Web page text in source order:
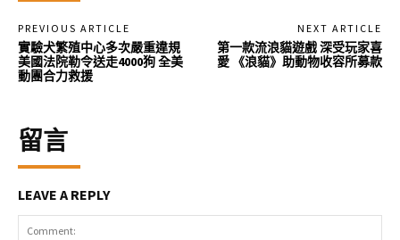
PREVIOUS ARTICLE
實驗犬繁殖中心多次嚴重違規
美國法院勒令送走4000狗 全美
動團合力救援
NEXT ARTICLE
第一款流浪貓遊戲 深受玩家喜
愛 《浪貓》助動物收容所募款
留言
LEAVE A REPLY